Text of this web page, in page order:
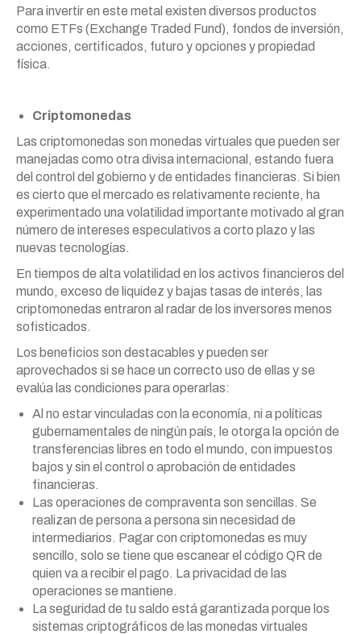
Para invertir en este metal existen diversos productos
como ETFs (Exchange Traded Fund), fondos de inversión,
acciones, certificados, futuro y opciones y propiedad
física.
Criptomonedas
Las criptomonedas son monedas virtuales que pueden ser
manejadas como otra divisa internacional, estando fuera
del control del gobierno y de entidades financieras. Si bien
es cierto que el mercado es relativamente reciente, ha
experimentado una volatilidad importante motivado al gran
número de intereses especulativos a corto plazo y las
nuevas tecnologías.
En tiempos de alta volatilidad en los activos financieros del
mundo, exceso de liquidez y bajas tasas de interés, las
criptomonedas entraron al radar de los inversores menos
sofisticados.
Los beneficios son destacables y pueden ser
aprovechados si se hace un correcto uso de ellas y se
evalúa las condiciones para operarlas:
Al no estar vinculadas con la economía, ni a políticas
gubernamentales de ningún país, le otorga la opción de
transferencias libres en todo el mundo, con impuestos
bajos y sin el control o aprobación de entidades
financieras.
Las operaciones de compraventa son sencillas. Se
realizan de persona a persona sin necesidad de
intermediarios. Pagar con criptomonedas es muy
sencillo, solo se tiene que escanear el código QR de
quien va a recibir el pago. La privacidad de las
operaciones se mantiene.
La seguridad de tu saldo está garantizada porque los
sistemas criptográficos de las monedas virtuales